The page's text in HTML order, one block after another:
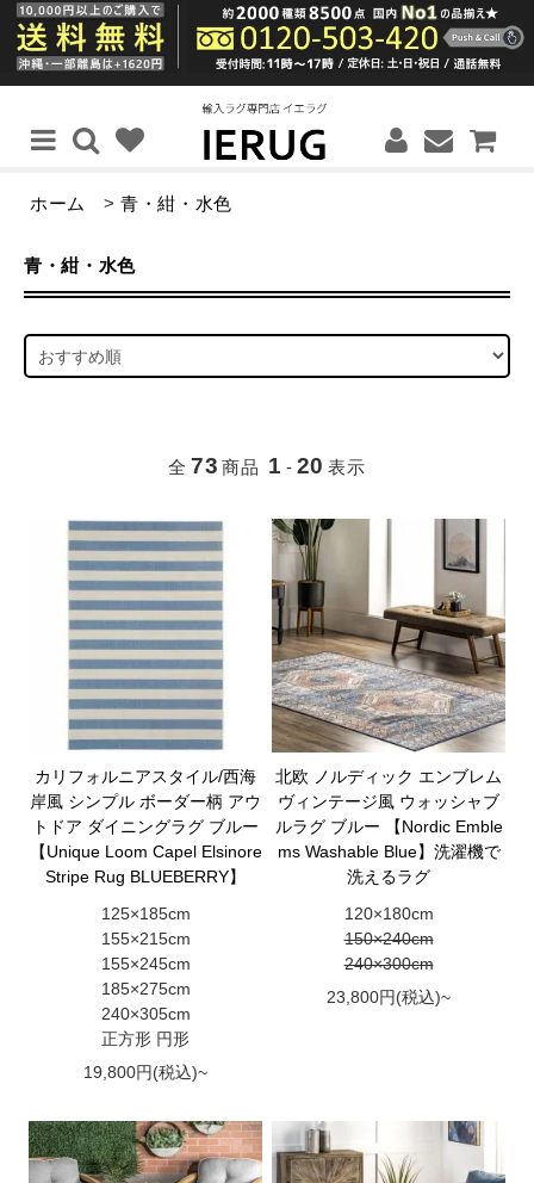
ホーム >青・紺・水色
青・紺・水色
全 73 商品 1 - 20 表示
カリフォルニアスタイル/西海
岸風 シンプル ボーダー柄 アウ
トドア ダイニングラグ ブルー
【Unique Loom Capel Elsinore
Stripe Rug BLUEBERRY】
125×185cm
155×215cm
155×245cm
185×275cm
240×305cm
正方形 円形
19,800円(税込)~
北欧 ノルディック エンブレム
ヴィンテージ風 ウォッシャブ
ルラグ ブルー 【Nordic Emble
ms Washable Blue】洗濯機で
洗えるラグ
120×180cm
150×240cm
240×300cm
23,800円(税込)~